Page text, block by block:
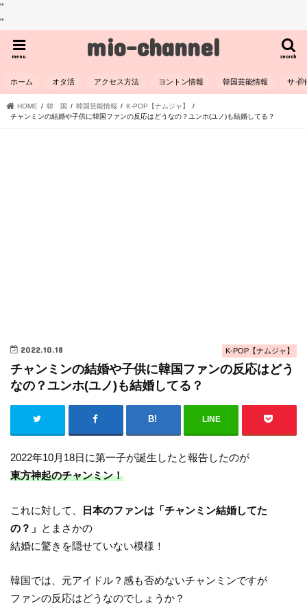
"
"
mio-channel search
menu
ホーム オタ活 アクセス方法 ヨントン情報 韓国芸能情報 サイ
HOME 韓 国 韓国芸能情報
K-POP【ナムジャ】
チャンミンの結婚や子供に韓国ファンの反応はどうなの？ユンホ(ユノ)も結婚してる？
K-POP【ナムジャ】
2022.10.18
チャンミンの結婚や子供に韓国ファンの反応はどう
なの？ユンホ(ユノ)も結婚してる？
LINE
2022年10月18日に第一子が誕生したと報告したのが
東方神起のチャンミン！
これに対して、
日本のファンは「チャンミン結婚してた
の？」 とまさかの
結婚に驚きを隠せていない模様！
韓国では、元アイドル？感も否めないチャンミンですが
ファンの反応はどうなのでしょうか？